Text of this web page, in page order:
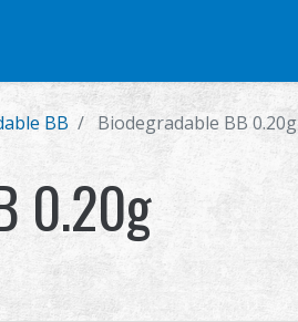
BB Biodegradable BB 0.20g
0.20g